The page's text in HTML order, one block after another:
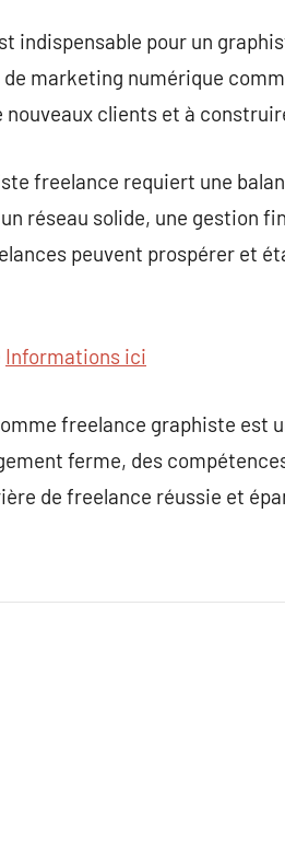
indispensable pour un
marketing numérique
clients et à
freelance requiert une
réseau solide, une gestion
peuvent prospérer et
Informations ici
freelance graphiste est
ferme, des
de freelance réussie et